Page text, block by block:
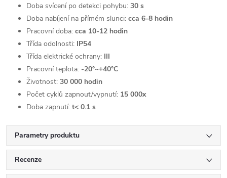
Doba svícení po detekci pohybu: 30 s
Doba nabíjení na přímém slunci: cca 6-8 hodin
Pracovní doba: cca 10-12 hodin
Třída odolnosti: IP54
Třída elektrické ochrany: III
Pracovní teplota: -20°~+40°C
Životnost: 30 000 hodin
Počet cyklů zapnout/vypnutí: 15 000x
Doba zapnutí: t< 0.1 s
Parametry produktu
Recenze